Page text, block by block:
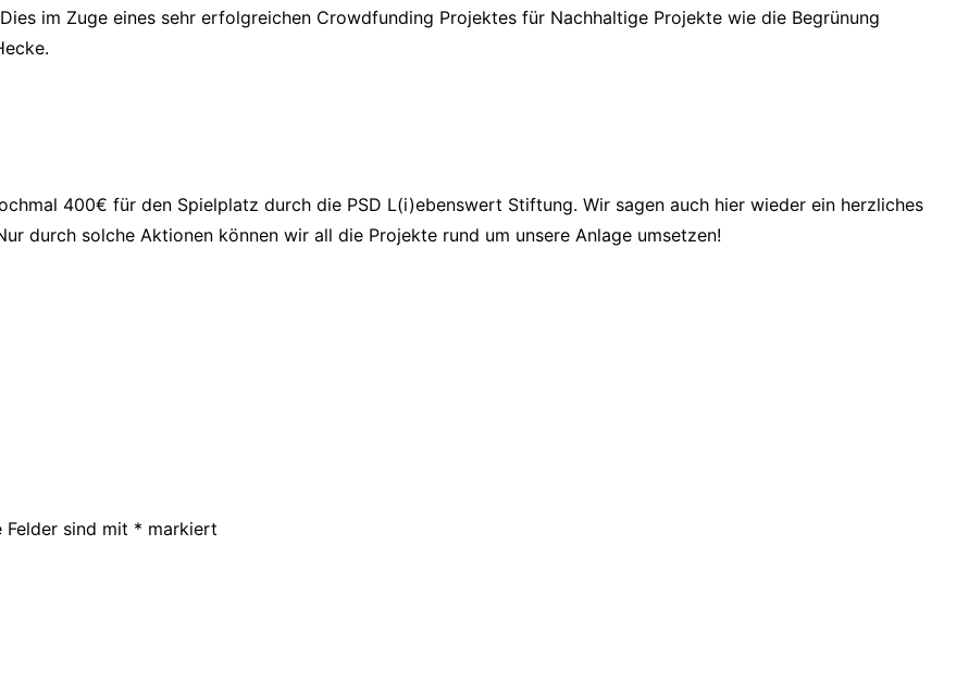
im Zuge eines sehr erfolgreichen Crowdfunding Projektes für Nachhaltige Projekte wie die Begrünung
400€ für den Spielplatz durch die PSD L(i)ebenswert Stiftung. Wir sagen auch hier wieder ein herzliches
durch solche Aktionen können wir all die Projekte rund um unsere Anlage umsetzen!
sind mit * markiert